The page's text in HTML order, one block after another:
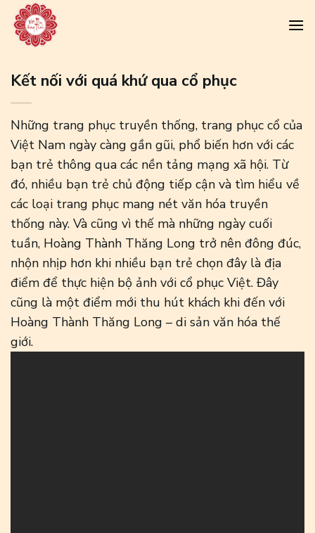
Skip
content
Kết nối với quá khứ qua cổ phục
Những trang phục truyền thống, trang phục cổ của
Việt Nam ngày càng gần gũi, phổ biến hơn với các
bạn trẻ thông qua các nền tảng mạng xã hội. Từ
đó, nhiều bạn trẻ chủ động tiếp cận và tìm hiểu về
các loại trang phục mang nét văn hóa truyền
thống này. Và cũng vì thế mà những ngày cuối
tuần, Hoàng Thành Thăng Long trở nên đông đúc,
nhộn nhịp hơn khi nhiều bạn trẻ chọn đây là địa
điểm để thực hiện bộ ảnh với cổ phục Việt. Đây
cũng là một điểm mới thu hút khách khi đến với
Hoàng Thành Thăng Long – di sản văn hóa thế
giới.